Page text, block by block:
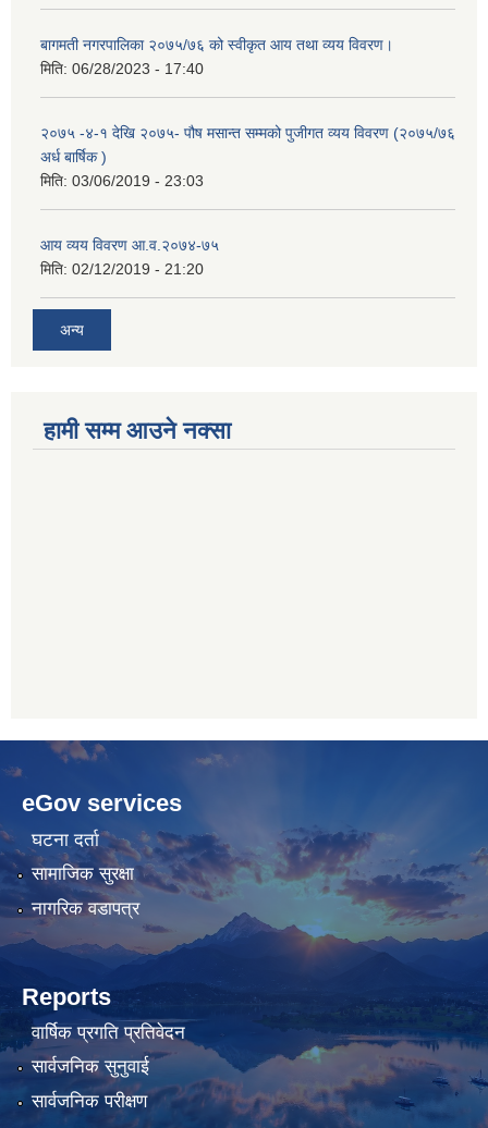
बागमती नगरपालिका २०७५/७६ को स्वीकृत आय तथा व्यय विवरण।
मिति: 06/28/2023 - 17:40
२०७५ -४-१ देखि २०७५- पौष मसान्त सम्मको पुजीगत व्यय विवरण (२०७५/७६
अर्ध बार्षिक )
मिति: 03/06/2019 - 23:03
आय व्यय विवरण आ.व.२०७४-७५
मिति: 02/12/2019 - 21:20
अन्य
हामी सम्म आउने नक्सा
betwild
cratosroyalbet
bahis
siteleri
hdasianporns.net
lunadark.org
bahis
siteleri
eGov services
घटना दर्ता
सामाजिक सुरक्षा
नागरिक वडापत्र
Reports
वार्षिक प्रगति प्रतिवेदन
सार्वजनिक सुनुवाई
सार्वजनिक परीक्षण